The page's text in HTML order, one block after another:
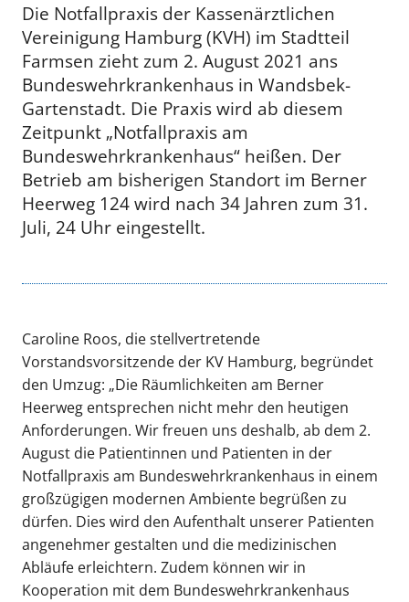
Die Notfallpraxis der Kassenärztlichen
Vereinigung Hamburg (KVH) im Stadtteil
Farmsen zieht zum 2. August 2021 ans
Bundeswehrkrankenhaus in Wandsbek-
Gartenstadt. Die Praxis wird ab diesem
Zeitpunkt „Notfallpraxis am
Bundeswehrkrankenhaus“ heißen. Der
Betrieb am bisherigen Standort im Berner
Heerweg 124 wird nach 34 Jahren zum 31.
Juli, 24 Uhr eingestellt.
Caroline Roos, die stellvertretende
Vorstandsvorsitzende der KV Hamburg, begründet
den Umzug: „Die Räumlichkeiten am Berner
Heerweg entsprechen nicht mehr den heutigen
Anforderungen. Wir freuen uns deshalb, ab dem 2.
August die Patientinnen und Patienten in der
Notfallpraxis am Bundeswehrkrankenhaus in einem
großzügigen modernen Ambiente begrüßen zu
dürfen. Dies wird den Aufenthalt unserer Patienten
angenehmer gestalten und die medizinischen
Abläufe erleichtern. Zudem können wir in
Kooperation mit dem Bundeswehrkrankenhaus